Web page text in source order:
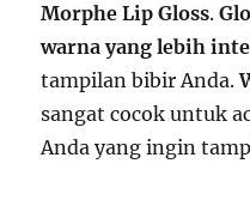
Morphe Lip Gloss.
warna yang lebih
tampilan bibir Anda.
sangat cocok untuk
Anda yang ingin